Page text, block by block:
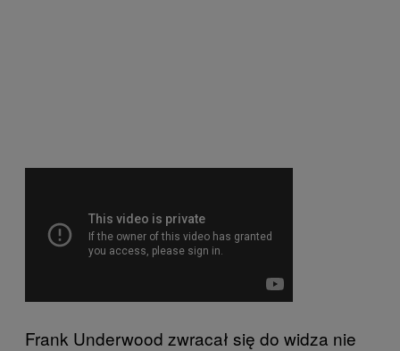
Frank Underwood zwracał się do widza nie